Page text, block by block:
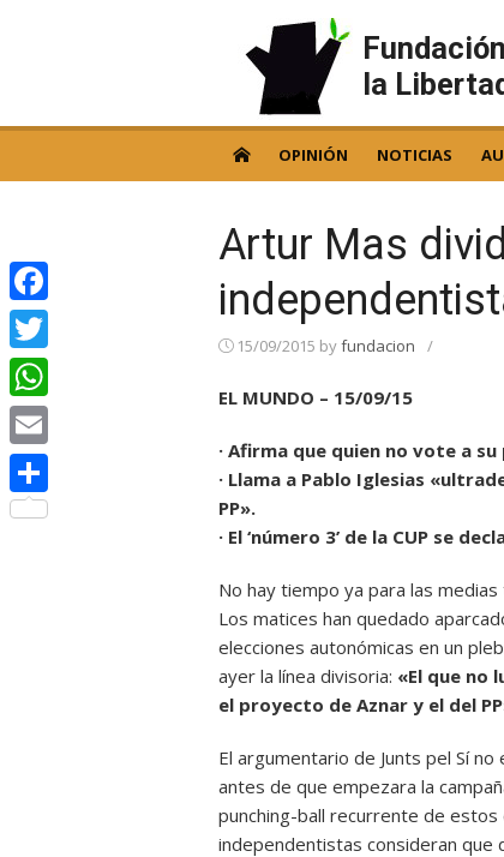
la
OPINIÓN NOTICIAS
Artur Mas
15/09/2015 byfundacion /
EL MUNDO – 15/09/15
· Afirma que quien no vote a
· Llama a Pablo Iglesias
PP».
· El ‘número 3’ de la CUP se
No hay tiempo ya para las
Los matices han quedado
elecciones autonómicas en un
ayer la línea divisoria: «El que no
el proyecto de Aznar y el del
El argumentario de Junts pel Sí
antes de que empezara la
punching-ball recurrente de
independentistas consideran que
Facebook
Twitter
WhatsApp
Email
Compartir